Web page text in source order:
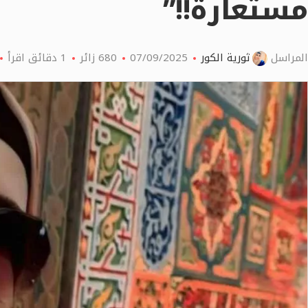
مستعارة!!”
المراسل ثورية الكور 07/09/2025
680 زائر